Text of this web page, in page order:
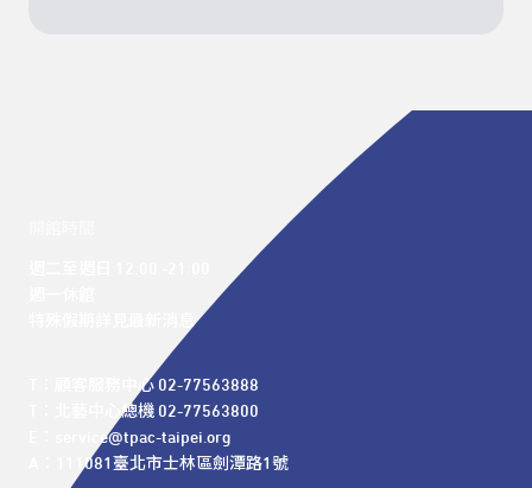
特殊假期詳見最新消息
T：顧客服務中心 02-77563888
T：北藝中心總機 02-77563800
E：service@tpac-taipei.org
A：111081臺北市士林區劍潭路1號